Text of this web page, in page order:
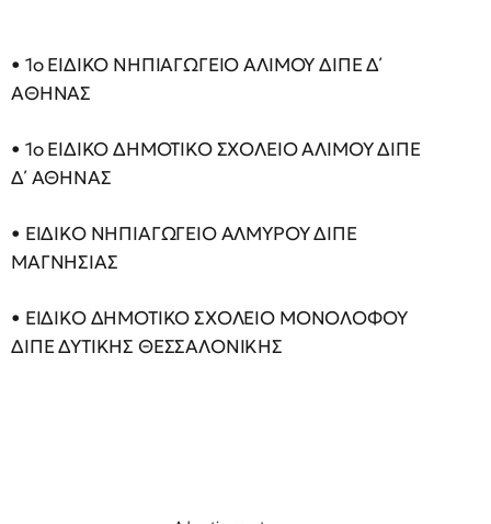
• 1ο ΕΙΔΙΚΟ ΝΗΠΙΑΓΩΓΕΙΟ ΑΛΙΜΟΥ ΔΙΠΕ Δ΄
ΑΘΗΝΑΣ
• 1ο ΕΙΔΙΚΟ ΔΗΜΟΤΙΚΟ ΣΧΟΛΕΙΟ ΑΛΙΜΟΥ ΔΙΠΕ
Δ΄ ΑΘΗΝΑΣ
• ΕΙΔΙΚΟ ΝΗΠΙΑΓΩΓΕΙΟ ΑΛΜΥΡΟΥ ΔΙΠΕ
ΜΑΓΝΗΣΙΑΣ
• ΕΙΔΙΚΟ ΔΗΜΟΤΙΚΟ ΣΧΟΛΕΙΟ ΜΟΝΟΛΟΦΟΥ
ΔΙΠΕ ΔΥΤΙΚΗΣ ΘΕΣΣΑΛΟΝΙΚΗΣ